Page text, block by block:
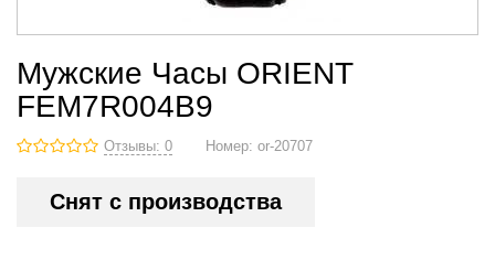
Мужские Часы ORIENT
FEM7R004B9
Отзывы: 0 Номер: or-20707
Снят с производства